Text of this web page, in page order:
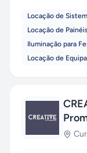
Locação de
Locação de
Iluminação para
Locação de